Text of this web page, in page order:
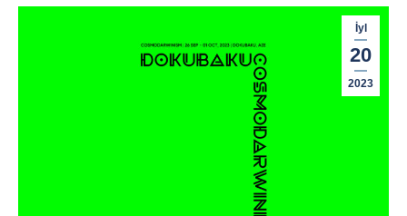
İyl
20
2023